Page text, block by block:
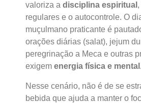
valoriza a disciplina espiritual
regulares e o autocontrole. O
muçulmano praticante é
orações diárias (salat), jejum
peregrinação a Meca e outras
exigem energia física e mental .
Nesse cenário, não é de se
bebida que ajuda a manter o